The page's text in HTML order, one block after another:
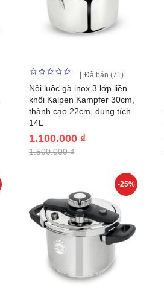
Đã bán (71)
Nồi luộc gà inox 3 lớp liền
khối Kalpen Kampfer 30cm,
thành cao 22cm, dung tích
14L
1.100.000 ₫
1.500.000 ₫
-25%